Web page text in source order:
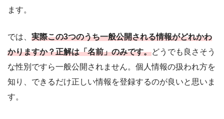
ます。
では、 実際この3つのうち一般公開される情報がどれかわ
かりますか？正解は「名前」のみです。どうでも良さそう
な性別ですら一般公開されません。個人情報の扱われ方を
知り、できるだけ正しい情報を登録するのが良いと思いま
す。